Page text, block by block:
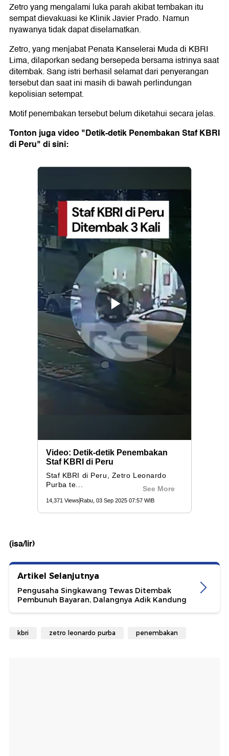
Zetro yang mengalami luka parah akibat tembakan itu
sempat dievakuasi ke Klinik Javier Prado. Namun
nyawanya tidak dapat diselamatkan.
Zetro, yang menjabat Penata Kanselerai Muda di KBRI
Lima, dilaporkan sedang bersepeda bersama istrinya saat
ditembak. Sang istri berhasil selamat dari penyerangan
tersebut dan saat ini masih di bawah perlindungan
kepolisian setempat.
Motif penembakan tersebut belum diketahui secara jelas.
Tonton juga video "Detik-detik Penembakan Staf KBRI
di Peru" di sini:
(isa/lir)
Artikel Selanjutnya
Pengusaha Singkawang Tewas Ditembak
Pembunuh Bayaran, Dalangnya Adik Kandung
kbri zetro leonardo purba penembakan